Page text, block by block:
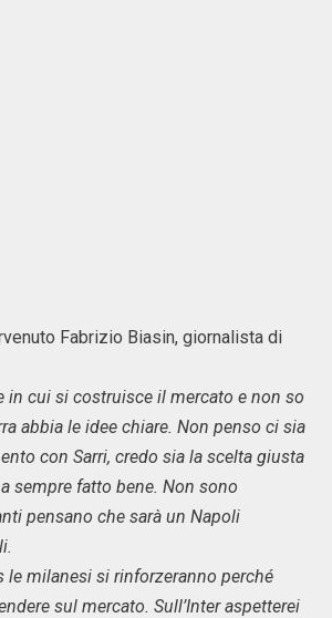
Fabrizio Biasin, giornalista di
in cui si costruisce il mercato e non so
abbia le idee chiare. Non penso ci sia
con Sarri, credo sia la scelta giusta
sempre fatto bene. Non sono
pensano che sarà un Napoli
le milanesi si rinforzeranno perché
sul mercato. Sull’Inter aspetterei